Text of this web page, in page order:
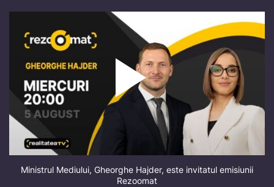
Ministrul Mediului, Gheorghe Hajder, este invitatul emisiunii
Rezoomat